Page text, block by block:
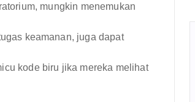
mungkin menemukan
keamanan, juga dapat
kode biru jika mereka melihat